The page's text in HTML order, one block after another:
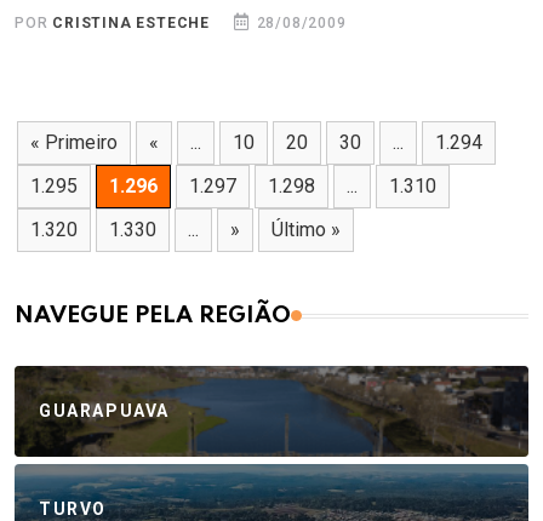
POR CRISTINA ESTECHE 28/08/2009
« Primeiro « ... 10 20 30 ...
1.294
1.295
1.296 1.297 1.298 ...
1.310
1.320
1.330 ... » Último »
NAVEGUE PELA REGIÃO
GUARAPUAVA
TURVO